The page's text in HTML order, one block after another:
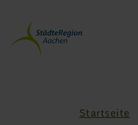
Zurück
zur
Startseite
Startseite